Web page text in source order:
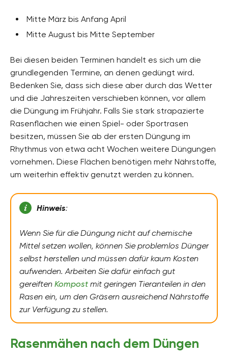
Mitte März bis Anfang April
Mitte August bis Mitte September
Bei diesen beiden Terminen handelt es sich um die
grundlegenden Termine, an denen gedüngt wird.
Bedenken Sie, dass sich diese aber durch das Wetter
und die Jahreszeiten verschieben können, vor allem
die Düngung im Frühjahr. Falls Sie stark strapazierte
Rasenflächen wie einen Spiel- oder Sportrasen
besitzen, müssen Sie ab der ersten Düngung im
Rhythmus von etwa acht Wochen weitere Düngungen
vornehmen. Diese Flächen benötigen mehr Nährstoffe,
um weiterhin effektiv genutzt werden zu können.
Hinweis:
Wenn Sie für die Düngung nicht auf chemische
Mittel setzen wollen, können Sie problemlos Dünger
selbst herstellen und müssen dafür kaum Kosten
aufwenden. Arbeiten Sie dafür einfach gut
gereiften Kompost mit geringen Tieranteilen in den
Rasen ein, um den Gräsern ausreichend Nährstoffe
zur Verfügung zu stellen.
Rasenmähen nach dem Düngen